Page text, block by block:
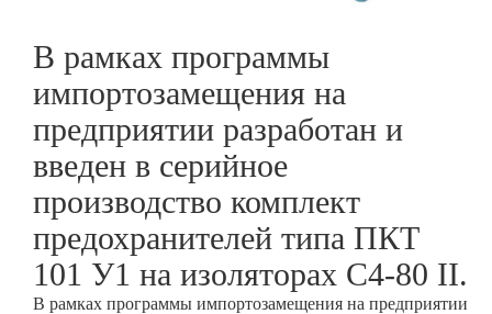
В рамках программы
импортозамещения на
предприятии разработан и
введен в серийное
производство комплект
предохранителей типа ПКТ
101 У1 на изоляторах С4-80 II.
В рамках программы импортозамещения на предприятии